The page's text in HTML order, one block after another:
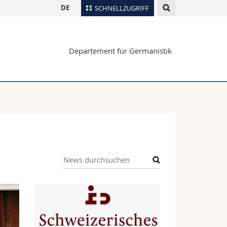
SCHNELLZUGRIFF
Ortsplan
Webmail
DE
Departement für Germanistik